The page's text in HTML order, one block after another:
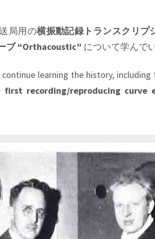
局用の横振動記録トランスクリプ
ブ “Orthacoustic” について学んで
learning the history, including
first recording/reproducing curve